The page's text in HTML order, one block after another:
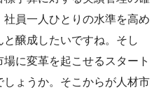
員一人ひとりの水準を高め
醸成したいですね。そし
に変革を起こせるスタート
ょうか。そこからが人材市